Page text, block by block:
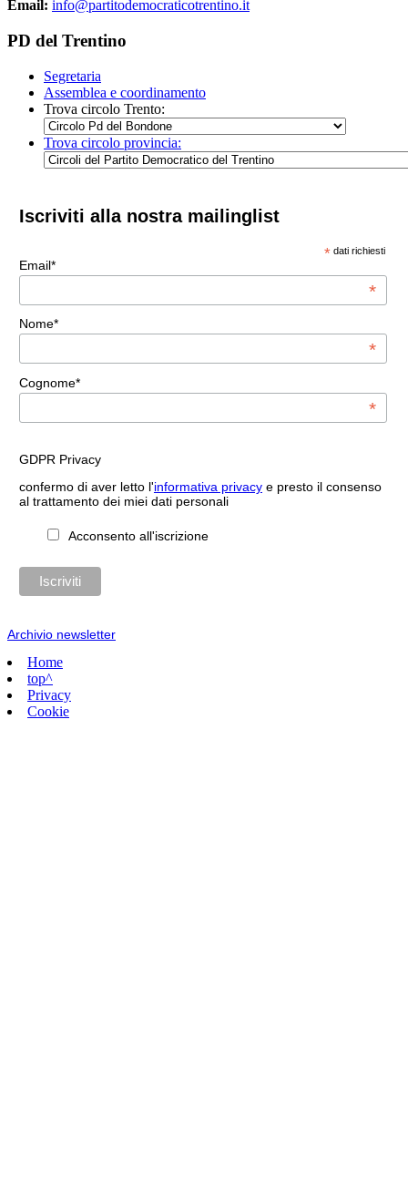
Email: info@partitodemocraticotrentino.it
PD del Trentino
Segretaria
Assemblea e coordinamento
Trova circolo Trento:
Trova circolo provincia:
Iscriviti alla nostra mailinglist
* dati richiesti
Email*
*
Nome*
*
Cognome*
*
GDPR Privacy
confermo di aver letto l'informativa privacye presto il consenso
al trattamento dei miei dati personali
Acconsento all'iscrizione
Archivio newsletter
Home
top^
Privacy
Cookie